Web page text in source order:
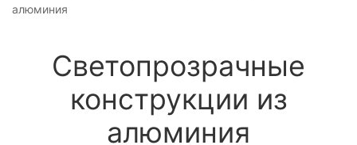
алюминия
Светопрозрачные
конструкции из
алюминия